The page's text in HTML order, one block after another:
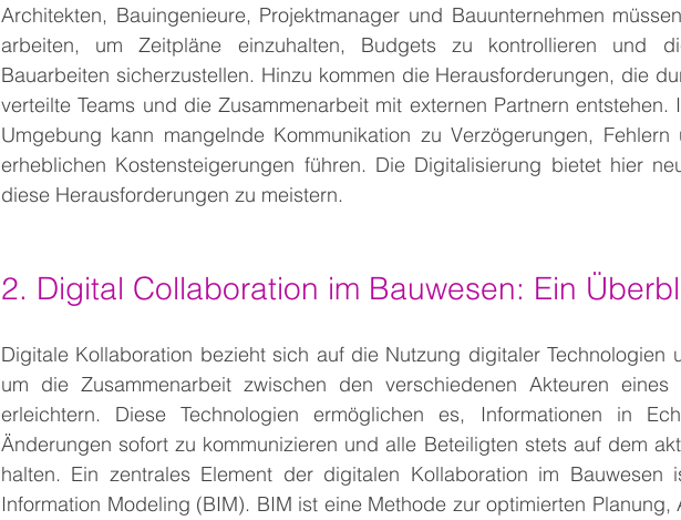
Architekten, Bauingenieure, Projektmanager und Bauunternehmen
arbeiten, um Zeitpläne einzuhalten, Budgets zu kontrollieren und
Bauarbeiten sicherzustellen. Hinzu kommen die Herausforderungen, die
verteilte Teams und die Zusammenarbeit mit externen Partnern entstehen.
Umgebung kann mangelnde Kommunikation zu Verzögerungen,
erheblichen Kostensteigerungen führen. Die Digitalisierung bietet hier
diese Herausforderungen zu meistern.
2. Digital Collaboration im Bauwesen: Ein
Digitale Kollaboration bezieht sich auf die Nutzung digitaler Technologien
um die Zusammenarbeit zwischen den verschiedenen Akteuren eines
erleichtern. Diese Technologien ermöglichen es, Informationen in
Änderungen sofort zu kommunizieren und alle Beteiligten stets auf dem
halten. Ein zentrales Element der digitalen Kollaboration im Bauwesen
Information Modeling (BIM). BIM ist eine Methode zur optimierten Planung,